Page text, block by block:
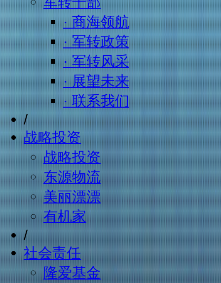
· 商海领航
· 军转政策
· 军转风采
· 展望未来
· 联系我们
/
战略投资
战略投资
东源物流
美丽漂漂
有机家
/
社会责任
隆爱基金